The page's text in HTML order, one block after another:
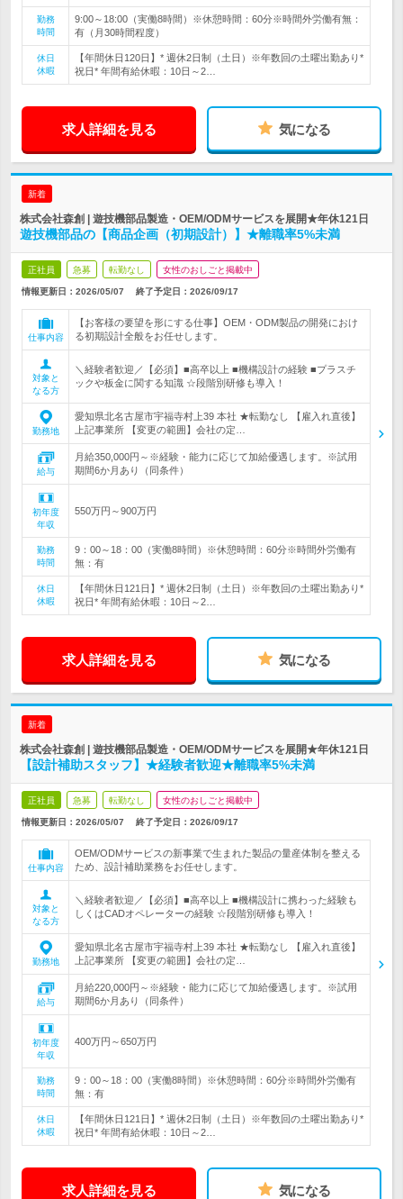
勤務
時間
9:00～18:00（実働8時間）※休憩時間：60分※時間外労働有無：
有（月30時間程度）
休日
休暇
【年間休日120日】* 週休2日制（土日）※年数回の土曜出勤あり*
祝日* 年間有給休暇：10日～2…
求人詳細を見る 気になる
新着
株式会社森創 | 遊技機部品製造・OEM/ODMサービスを展開★年休121日
遊技機部品の【商品企画（初期設計）】★離職率5%未満
正社員 急募 転勤なし 女性のおしごと掲載中
情報更新日：2026/05/07 終了予定日： 2026/09/17
仕事内容
【お客様の要望を形にする仕事】OEM・ODM製品の開発におけ
る初期設計全般をお任せします。
対象と
なる方
＼経験者歓迎／【必須】■高卒以上 ■機構設計の経験 ■プラスチ
ックや板金に関する知識 ☆段階別研修も導入！
勤務地
愛知県北名古屋市宇福寺村上39 本社 ★転勤なし 【雇入れ直後】
上記事業所 【変更の範囲】会社の定…
給与
月給350,000円～※経験・能力に応じて加給優遇します。※試用
期間6か月あり（同条件）
初年度
年収
550万円～900万円
勤務
時間
9：00～18：00（実働8時間）※休憩時間：60分※時間外労働有
無：有
休日
休暇
【年間休日121日】* 週休2日制（土日）※年数回の土曜出勤あり*
祝日* 年間有給休暇：10日～2…
求人詳細を見る 気になる
新着
株式会社森創 | 遊技機部品製造・OEM/ODMサービスを展開★年休121日
【設計補助スタッフ】★経験者歓迎★離職率5%未満
正社員 急募 転勤なし 女性のおしごと掲載中
情報更新日：2026/05/07 終了予定日： 2026/09/17
仕事内容
OEM/ODMサービスの新事業で生まれた製品の量産体制を整える
ため、設計補助業務をお任せします。
対象と
なる方
＼経験者歓迎／【必須】■高卒以上 ■機構設計に携わった経験も
しくはCADオペレーターの経験 ☆段階別研修も導入！
勤務地
愛知県北名古屋市宇福寺村上39 本社 ★転勤なし 【雇入れ直後】
上記事業所 【変更の範囲】会社の定…
給与
月給220,000円～※経験・能力に応じて加給優遇します。※試用
期間6か月あり（同条件）
初年度
年収
400万円～650万円
勤務
時間
9：00～18：00（実働8時間）※休憩時間：60分※時間外労働有
無：有
休日
休暇
【年間休日121日】* 週休2日制（土日）※年数回の土曜出勤あり*
祝日* 年間有給休暇：10日～2…
求人詳細を見る 気になる